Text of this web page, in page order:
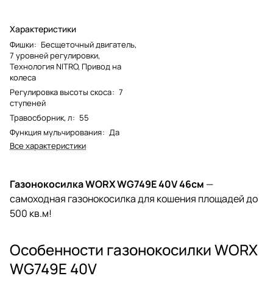
Характеристики
Фишки: Бесщеточный двигатель,
7 уровней регулировки,
Технология NITRO, Привод на
колеса
Регулировка высоты скоса: 7
ступеней
Травосборник, л: 55
Функция мульчирования: Да
Все характеристики
Газонокосилка WORX WG749E 40V 46см —
самоходная газонокосилка для кошения площадей до
500 кв.м!
Особенности газонокосилки WORX
WG749E 40V